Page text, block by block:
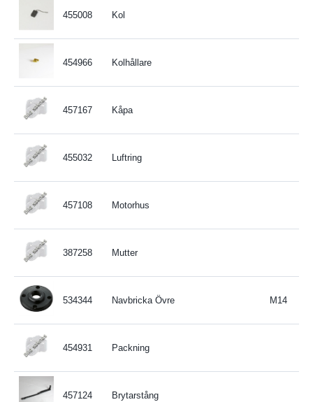
455008 Kol
454966 Kolhållare
457167 Kåpa
455032 Luftring
457108 Motorhus
387258 Mutter
534344 Navbricka Övre M14
454931 Packning
457124 Brytarstång